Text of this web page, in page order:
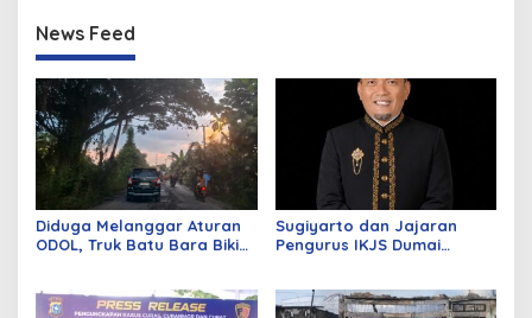
News Feed
Diduga Melanggar Aturan
ODOL, Truk Batu Bara Bikin
Sugiyarto dan Jajaran
Pengurus IKJS Dumai